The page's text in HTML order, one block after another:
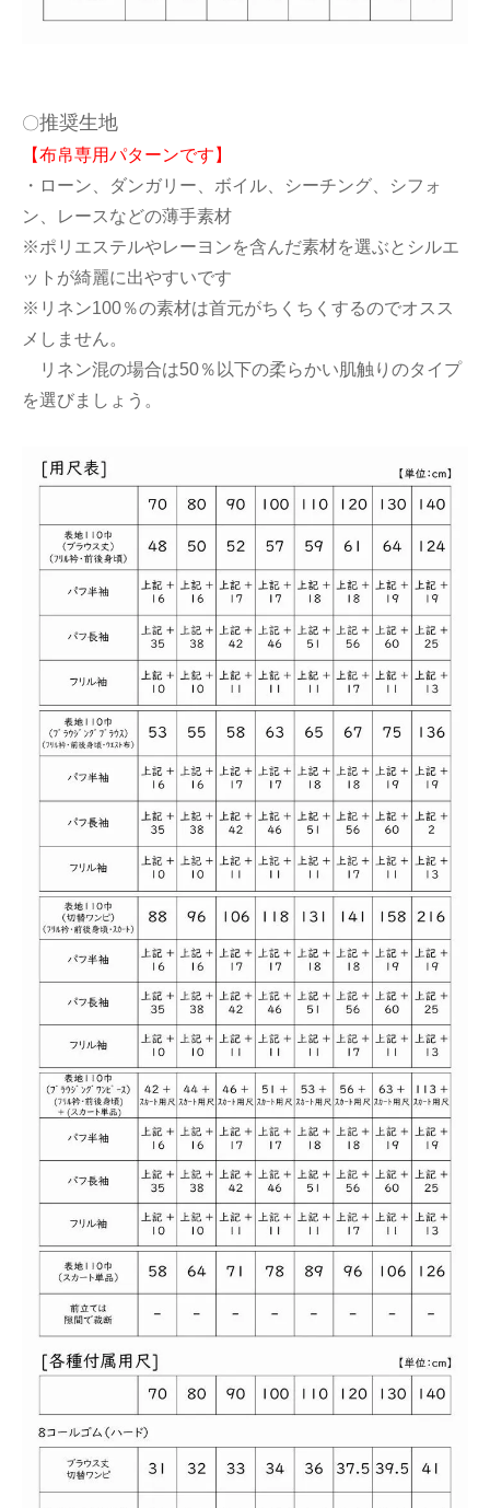
〇推奨生地
【布帛専用パターンです】
・ローン、ダンガリー、ボイル、シーチング、シフォ
ン、レースなどの薄手素材
※ポリエステルやレーヨンを含んだ素材を選ぶとシルエ
ットが綺麗に出やすいです
※リネン100％の素材は首元がちくちくするのでオスス
メしません。
リネン混の場合は50％以下の柔らかい肌触りのタイプ
を選びましょう。